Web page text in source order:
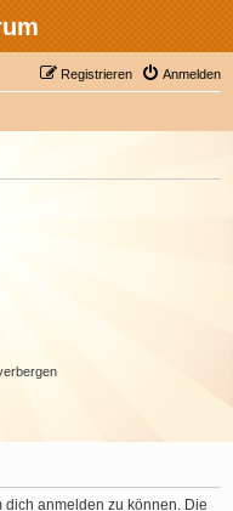
Anmelden
Registrieren
dich anmelden zu können. Die